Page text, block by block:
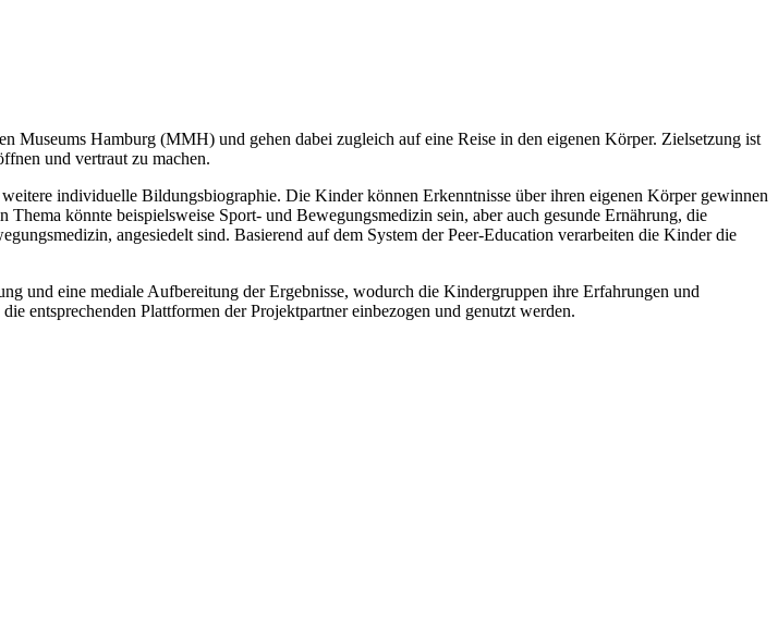
Hamburg (MMH) und gehen dabei zugleich auf eine Reise in den eigenen Körper. Zielsetzung ist
und vertraut zu machen.
individuelle Bildungsbiographie. Die Kinder können Erkenntnisse über ihren eigenen Körper gewinnen
könnte beispielsweise Sport- und Bewegungsmedizin sein, aber auch gesunde Ernährung, die
angesiedelt sind. Basierend auf dem System der Peer-Education verarbeiten die Kinder die
und eine mediale Aufbereitung der Ergebnisse, wodurch die Kindergruppen ihre Erfahrungen und
entsprechenden Plattformen der Projektpartner einbezogen und genutzt werden.